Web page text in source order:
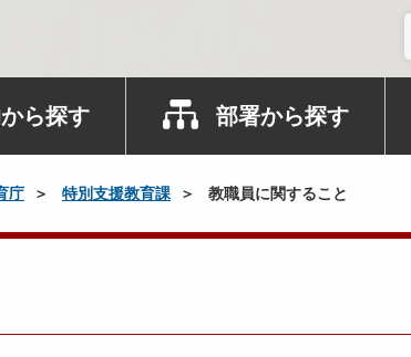
ら探す 部署から探す
庁 特別支援教育課 教職員に関すること